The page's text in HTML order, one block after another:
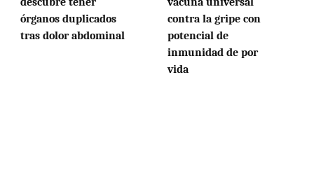
órganos duplicados
tras dolor abdominal
contra la gripe con
potencial de
inmunidad de por
vida